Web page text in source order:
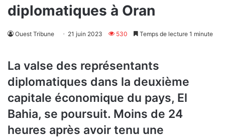
diplomatiques à Oran
Ouest Tribune 21 juin 2023 530 Temps de lecture 1 minute
La valse des représentants
diplomatiques dans la deuxième
capitale économique du pays, El
Bahia, se poursuit. Moins de 24
heures après avoir tenu une